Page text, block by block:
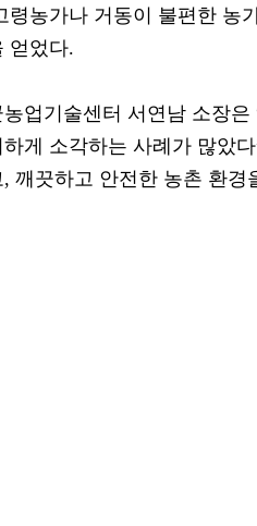
령농가나 거동이 불편한 농
얻었다.
농업기술센터 서연남 소장
하게 소각하는 사례가 많았
, 깨끗하고 안전한 농촌 환